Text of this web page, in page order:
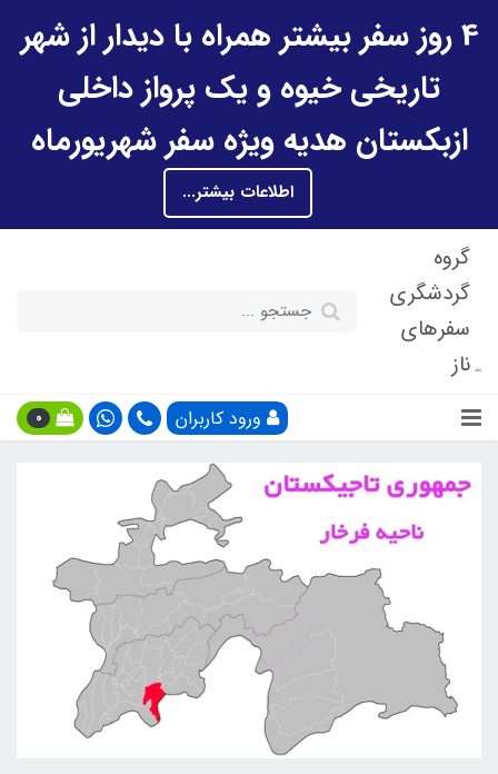
4 روز سفر بیشتر همراه با دیدار از شهر
تاریخی خیوه و یک پرواز داخلی
ازبکستان هدیه ویژه سفر شهریورماه
اطلاعات بیشتر...
گروه
گردشگری
سفرهای
ناز
ورود کاربران 0